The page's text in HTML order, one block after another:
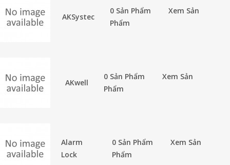
AKSystec
0 Sản Phẩm
Xem Sản
Phẩm
AKwell
0 Sản Phẩm
Xem Sản
Phẩm
Alarm
Lock
0 Sản Phẩm
Xem Sản
Phẩm